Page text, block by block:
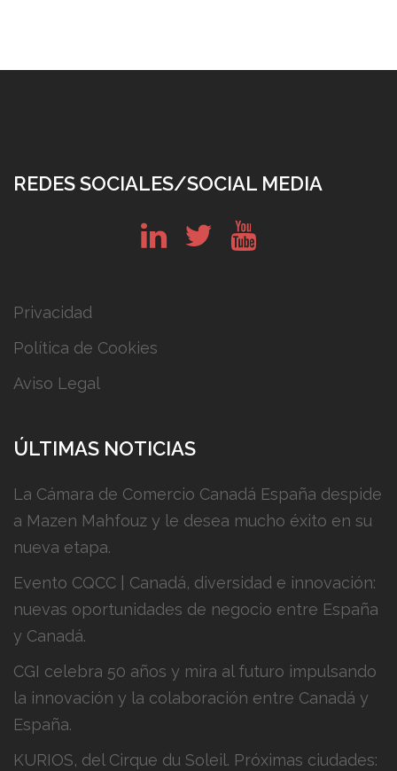
REDES SOCIALES/SOCIAL MEDIA
Privacidad
Política de Cookies
Aviso Legal
ÚLTIMAS NOTICIAS
La Cámara de Comercio Canadá España despide
a Mazen Mahfouz y le desea mucho éxito en su
nueva etapa.
Evento CQCC | Canadá, diversidad e innovación:
nuevas oportunidades de negocio entre España
y Canadá.
CGI celebra 50 años y mira al futuro impulsando
la innovación y la colaboración entre Canadá y
España.
KURIOS, del Cirque du Soleil. Próximas ciudades: